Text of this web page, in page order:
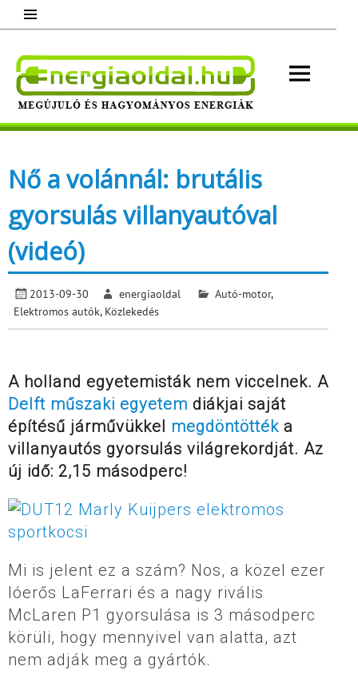
content
Megújuló és hagyományos energiák.
Nő a volánnál: brutális
gyorsulás villanyautóval
(videó)
2013-09-30 energiaoldal Autó-motor,
Elektromos autók, Közlekedés
A holland egyetemisták nem viccelnek. A
Delft műszaki egyetem diákjai saját
építésű járművükkel megdöntötték a
villanyautós gyorsulás világrekordját. Az
új idő: 2,15 másodperc!
Mi is jelent ez a szám? Nos, a közel ezer
lóerős LaFerrari és a nagy rivális
McLaren P1 gyorsulása is 3 másodperc
körüli, hogy mennyivel van alatta, azt
nem adják meg a gyártók.